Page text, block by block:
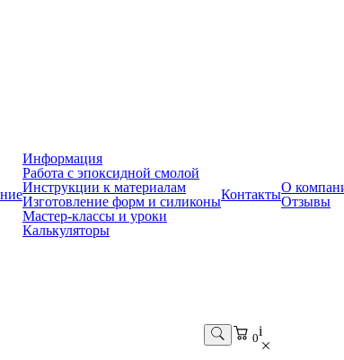
Информация
Работа с эпоксидной смолой
Инструкции к материалам
Изготовление форм и силиконы
Мастер-классы и уроки
Калькуляторы
КонтактыО
Отзывы
0i